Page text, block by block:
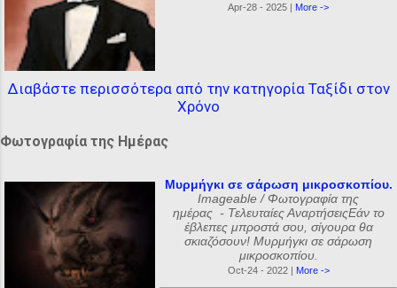
Apr-28 - 2025 | More ->
Διαβάστε περισσότερα από την κατηγορία Ταξίδι στον
Χρόνο
Φωτογραφία της Ημέρας
Μυρμήγκι σε σάρωση μικροσκοπίου.
Imageable / Φωτογραφία της
ημέρας - Τελευταίες ΑναρτήσειςΕάν το
έβλεπες μπροστά σου, σίγουρα θα
σκιαζόσουν! Μυρμήγκι σε σάρωση
μικροσκοπίου.
Oct-24 - 2022 | More ->